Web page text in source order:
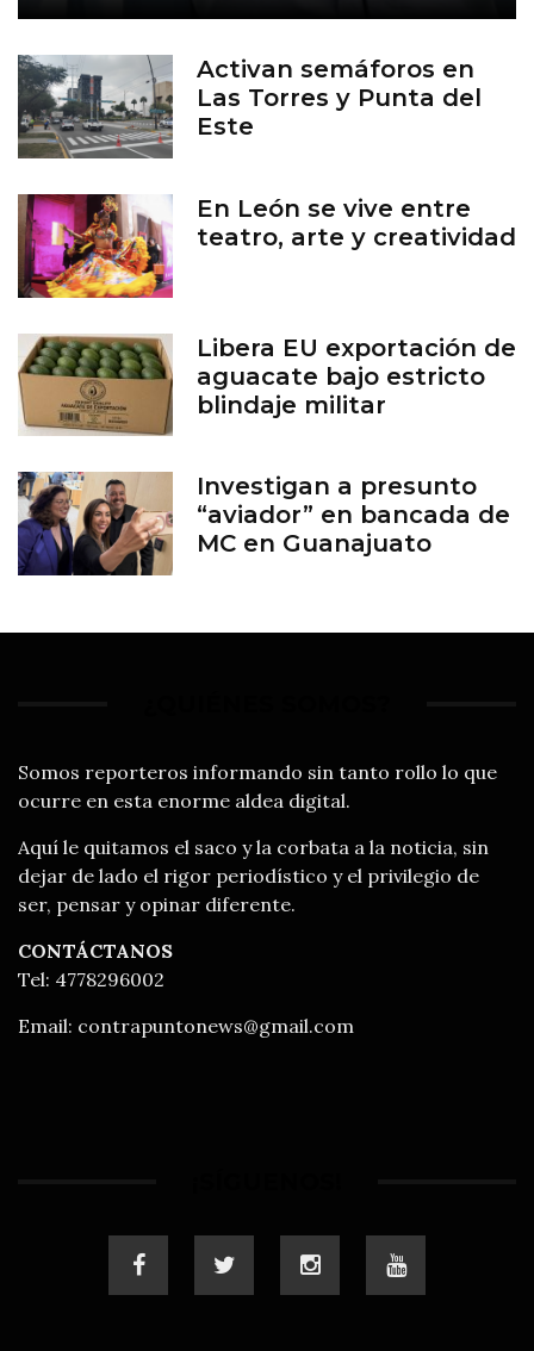
Activan semáforos en
Las Torres y Punta del
Este
En León se vive entre
teatro, arte y creatividad
Libera EU exportación de
aguacate bajo estricto
blindaje militar
Investigan a presunto
“aviador” en bancada de
MC en Guanajuato
Somos reporteros informando sin tanto rollo lo que
ocurre en esta enorme aldea digital.
Aquí le quitamos el saco y la corbata a la noticia, sin
dejar de lado el rigor periodístico y el privilegio de
ser, pensar y opinar diferente.
CONTÁCTANOS
Tel: 4778296002
Email: contrapuntonews@gmail.com